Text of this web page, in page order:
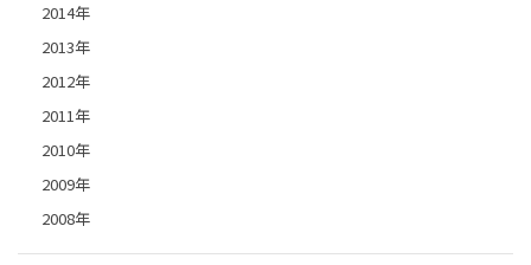
2014年
2013年
2012年
2011年
2010年
2009年
2008年